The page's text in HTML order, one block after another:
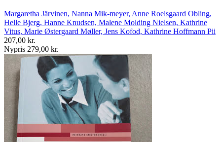
Margaretha Järvinen, Nanna Mik-meyer, Anne Roelsgaard Obling,
Helle Bjerg, Hanne Knudsen, Malene Molding Nielsen, Kathrine
Vitus, Marie Østergaard Møller, Jens Kofod, Kathrine Hoffmann Pii
207,00 kr.
Nypris 279,00 kr.